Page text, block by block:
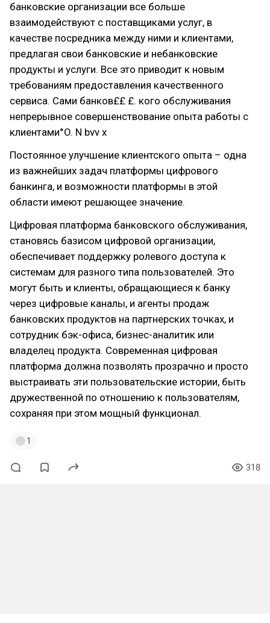
банковские организации все больше
взаимодействуют с поставщиками услуг, в
качестве посредника между ними и клиентами,
предлагая свои банковские и небанковские
продукты и услуги. Все это приводит к новым
требованиям предоставления качественного
сервиса. Сами банков££ £. кого обслуживания
непрерывное совершенствование опыта работы с
клиентами°O. N bvv x
Постоянное улучшение клиентского опыта – одна
из важнейших задач платформы цифрового
банкинга, и возможности платформы в этой
области имеют решающее значение.
Цифровая платформа банковского обслуживания,
становясь базисом цифровой организации,
обеспечивает поддержку ролевого доступа к
системам для разного типа пользователей. Это
могут быть и клиенты, обращающиеся к банку
через цифровые каналы, и агенты продаж
банковских продуктов на партнерских точках, и
сотрудник бэк-офиса, бизнес-аналитик или
владелец продукта. Современная цифровая
платформа должна позволять прозрачно и просто
выстраивать эти пользовательские истории, быть
дружественной по отношению к пользователям,
сохраняя при этом мощный функционал.
1
318